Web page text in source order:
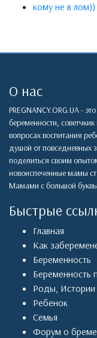
кому не в лом))
О нас
PREGNANCY.ORG.UA -
беременности,
вопросах воспитания
душой от повседневных
поделиться своим
новоиспеченные мамы
Мамами с большой
Быстрые
Главная
Как
Беременность
Беременность
Роды,
Ребенок
Семья
Форум о